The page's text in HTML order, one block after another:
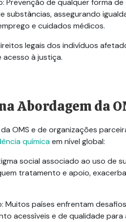
: Prevenção de qualquer forma
substâncias, assegurando
e cuidados médicos.
legais dos indivíduos
à justiça.
Abordagem da
OMS e de organizações
químicaem nível global:
social associado ao uso de
tratamento e apoio,
: Muitos países enfrentam
acessíveis e de qualidade para